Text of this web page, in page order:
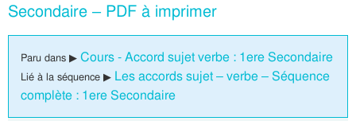
Secondaire – PDF à imprimer
Paru dans ▶ Cours - Accord sujet verbe : 1ere Secondaire
Lié à la séquence ▶ Les accords sujet – verbe – Séquence
complète : 1ere Secondaire